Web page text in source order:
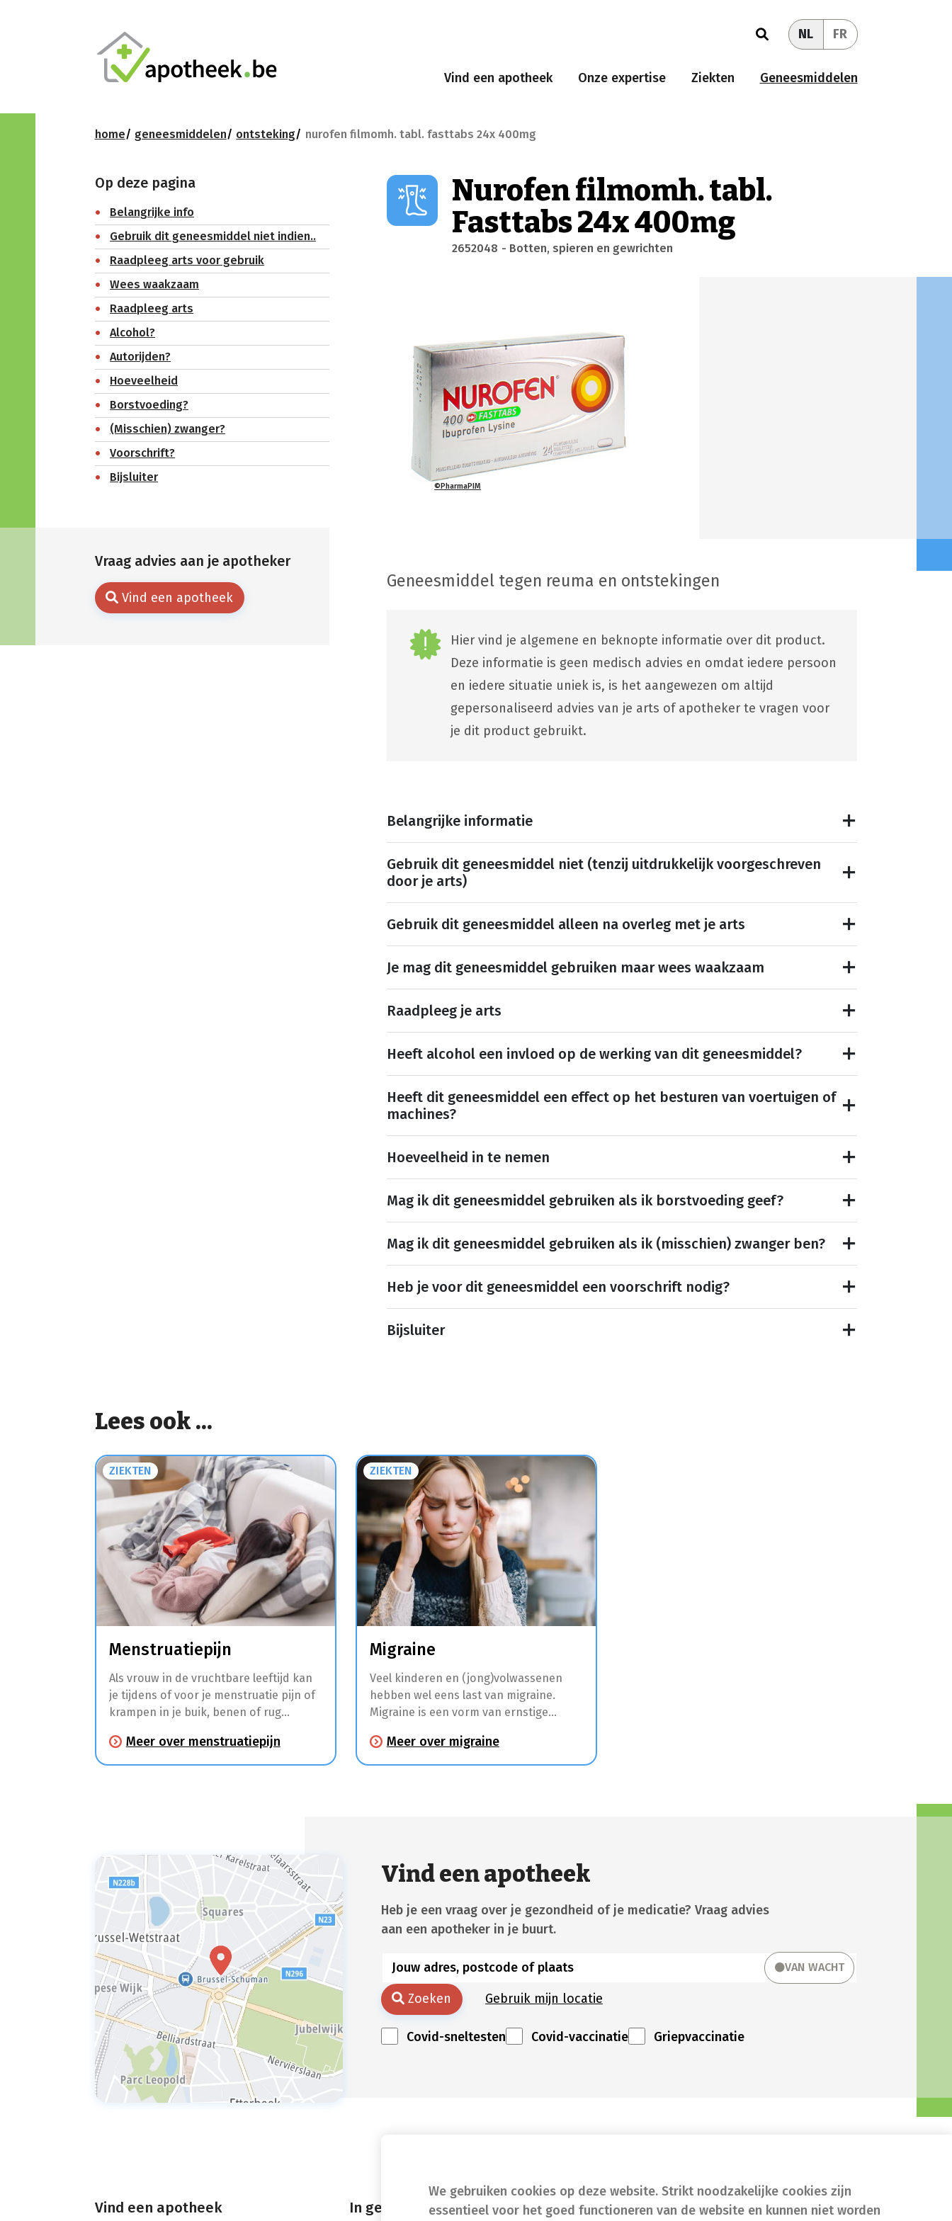
We gebruiken cookies op deze website. Strikt noodzakelijke cookies zijn
essentieel voor het goed functioneren van de website en kunnen niet worden
NL FR
Vind een apotheek Onze expertise Ziekten Geneesmiddelen
home geneesmiddelen ontsteking nurofen filmomh. tabl. fasttabs 24x 400mg
Vraag advies aan je apotheker
Vind een apotheek
Op deze pagina
Belangrijke info
Gebruik dit geneesmiddel niet indien..
Raadpleeg arts voor gebruik
Wees waakzaam
Raadpleeg arts
Alcohol?
Autorijden?
Hoeveelheid
Borstvoeding?
(Misschien) zwanger?
Voorschrift?
Bijsluiter
Nurofen filmomh. tabl.
Fasttabs 24x 400mg
2652048 - Botten, spieren en gewrichten
©PharmaPIM
Geneesmiddel tegen reuma en ontstekingen
Hier vind je algemene en beknopte informatie over dit product.
Deze informatie is geen medisch advies en omdat iedere persoon
en iedere situatie uniek is, is het aangewezen om altijd
gepersonaliseerd advies van je arts of apotheker te vragen voor
je dit product gebruikt.
Belangrijke informatie
Gebruik dit geneesmiddel niet (tenzij uitdrukkelijk voorgeschreven
door je arts)
Gebruik dit geneesmiddel alleen na overleg met je arts
Je mag dit geneesmiddel gebruiken maar wees waakzaam
Raadpleeg je arts
Heeft alcohol een invloed op de werking van dit geneesmiddel?
Heeft dit geneesmiddel een effect op het besturen van voertuigen of
machines?
Hoeveelheid in te nemen
Mag ik dit geneesmiddel gebruiken als ik borstvoeding geef?
Mag ik dit geneesmiddel gebruiken als ik (misschien) zwanger ben?
Heb je voor dit geneesmiddel een voorschrift nodig?
Bijsluiter
Lees ook ...
ZIEKTEN
Menstruatiepijn
Als vrouw in de vruchtbare leeftijd kan
je tijdens of voor je menstruatie pijn of
krampen in je buik, benen of rug
vrouwen in deze periode ook last van
hoofdpijn, moeheid, moodswings,
Meer over menstruatiepijn
ZIEKTEN
Migraine
Veel kinderen en (jong)volwassenen
hebben wel eens last van migraine.
Migraine is een vorm van ernstige
die een halve dag tot 3 dagen kunnen
duren. Enkele uren tot dagen voordat je
geluiden.
Meer over migraine
Vind een apotheek
Heb je een vraag over je gezondheid of je medicatie? Vraag advies
aan een apotheker in je buurt.
VAN WACHT
Zoeken Gebruik mijn locatie
Covid-sneltesten Covid-vaccinatie Griepvaccinatie
Vind een apotheek In geval van nood